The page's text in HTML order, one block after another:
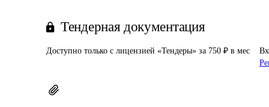
Тендерная документация
Доступно только с лицензией «Тендеры» за 750 ₽ в мес